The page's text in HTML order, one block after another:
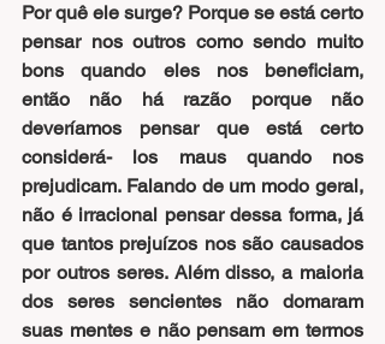
Por quê ele surge? Porque se está certo
pensar nos outros como sendo muito
bons quando eles nos beneficiam,
então não há razão porque não
deveríamos pensar que está certo
considerá- los maus quando nos
prejudicam. Falando de um modo geral,
não é irracional pensar dessa forma, já
que tantos prejuízos nos são causados
por outros seres. Além disso, a maioria
dos seres sencientes não domaram
suas mentes e não pensam em termos